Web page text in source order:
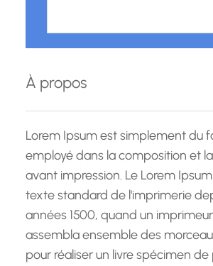
h
r
c
h
À propos
Lorem Ipsum est simplement du
employé dans la composition et
avant impression. Le Lorem
texte standard de l'imprimerie
années 1500, quand un
assembla ensemble des
pour réaliser un livre spécimen